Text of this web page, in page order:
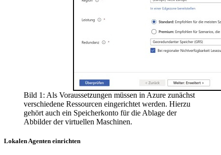
Bild 1: Als Voraussetzungen müssen in Azure zunächst
verschiedene Ressourcen eingerichtet werden. Hierzu
gehört auch ein Speicherkonto für die Ablage der
Abbilder der virtuellen Maschinen.
Lokalen Agenten einrichten